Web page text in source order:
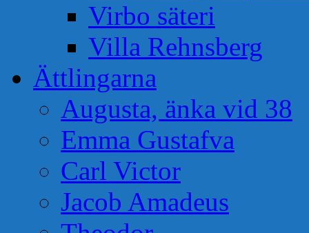
Virbo säteri
Villa Rehnsberg
Ättlingarna
Augusta, änka vid 38
Emma Gustafva
Carl Victor
Jacob Amadeus